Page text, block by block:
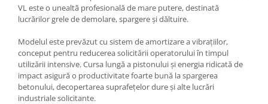
VL este o unealtă profesională de mare putere, destinată
lucrărilor grele de demolare, spargere și dăltuire.
Modelul este prevăzut cu sistem de amortizare a vibrațiilor,
conceput pentru reducerea solicitării operatorului în timpul
utilizării intensive. Cursa lungă a pistonului și energia ridicată de
impact asigură o productivitate foarte bună la spargerea
betonului, decopertarea suprafețelor dure și alte lucrări
industriale solicitante.